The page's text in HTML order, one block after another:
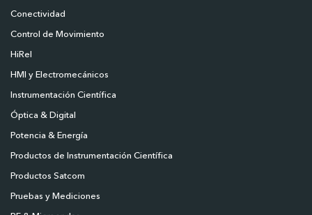
Conectividad
Control de Movimiento
HiRel
HMI y Electromecánicos
Instrumentación Científica
Óptica & Digital
Potencia & Energía
Productos de Instrumentación Científica
Productos Satcom
Pruebas y Mediciones